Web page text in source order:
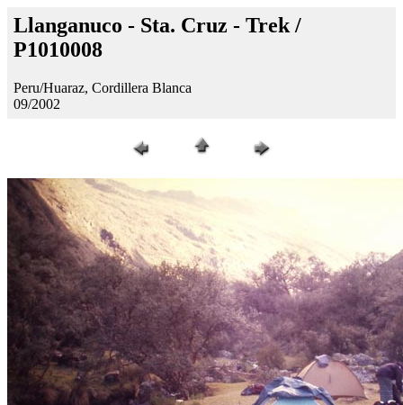
Llanganuco - Sta. Cruz - Trek /
P1010008
Peru/Huaraz, Cordillera Blanca
09/2002